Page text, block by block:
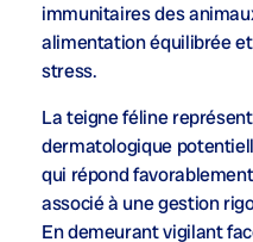
immunitaires des
alimentation équilibrée
stress.
La teigne féline
dermatologique
qui répond
associé à une gestion
En demeurant vigilant